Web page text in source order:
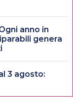
anno in
genera
3 agosto: